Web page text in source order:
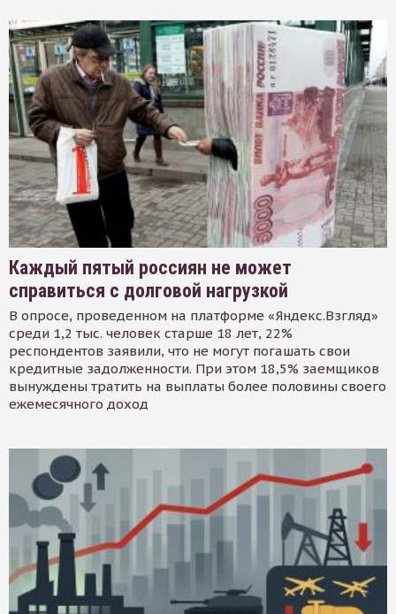
Каждый пятый россиян не может
справиться с долговой нагрузкой
В опросе, проведенном на платформе «Яндекс.Взгляд»
среди 1,2 тыс. человек старше 18 лет, 22%
респондентов заявили, что не могут погашать свои
кредитные задолженности. При этом 18,5% заемщиков
вынуждены тратить на выплаты более половины своего
ежемесячного доход